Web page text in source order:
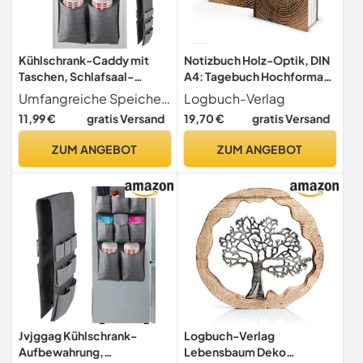
Kühlschrank-Caddy mit
Taschen, Schlafsaal-
Organizer, Besteck-
Aufbewahrungsregal,
Getränke-Organizer,
Aufbewahrung, 160 x 32 cm
Schlafsäle oder kleine
Küchen.
Umfangreiche Speicherkapazität Der Kühlschrank-Caddy verfügt über 15 Taschen, die reichlich Platz bieten, um eine Vielzahl von Gegenständen wie Besteck, Getränke und Papierwaren zu organisieren. Dieses umfangreiche Taschensystem hilft, Ihren Kühlschrank oder Schlafsaal organisiert und aufgeräumt zu halten.
11,99 € gratis Versand
ZUM ANGEBOT
Notizbuch Holz-Optik, DIN
A4: Tagebuch Hochformat,
Note Book Jahresringe,
Journal für Notizen,
Hardcover Einband, 136
Vintage, Terminplaner,
Erwachsene
Logbuch-Verlag
19,70 € gratis Versand
ZUM ANGEBOT
Jvjggag Kühlschrank-
Aufbewahrung,
Logbuch-Verlag
Lebensbaum Deko